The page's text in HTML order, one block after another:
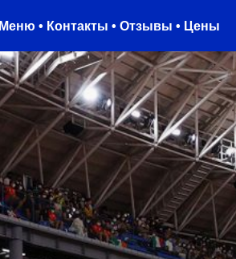
Меню • Контакты • Отзывы • Цены